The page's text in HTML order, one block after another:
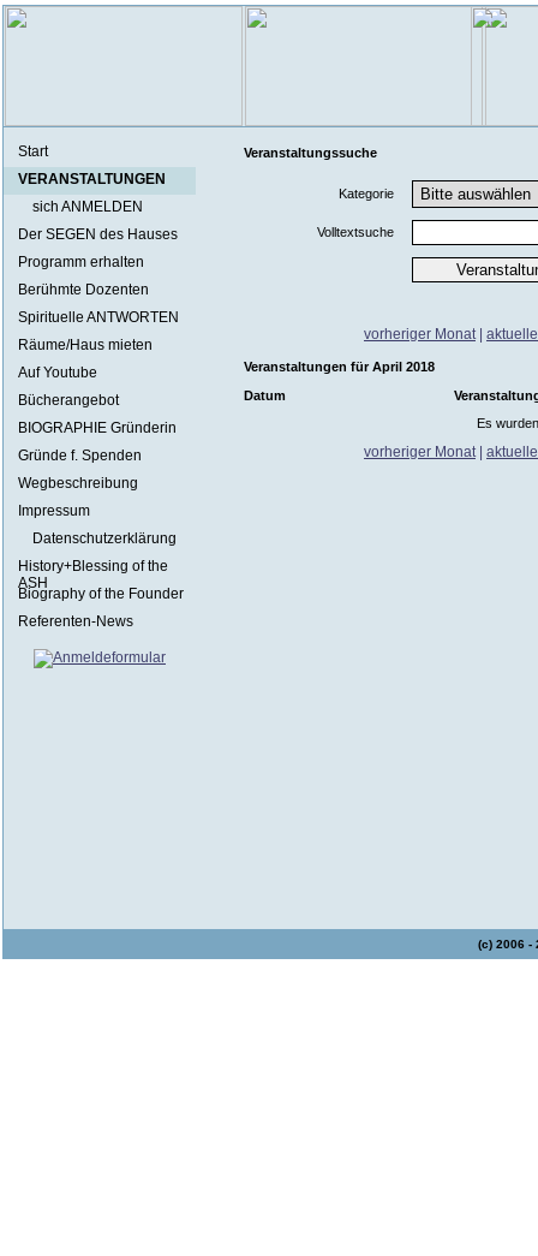
Start
VERANSTALTUNGEN
sich ANMELDEN
Der SEGEN des Hauses
Programm erhalten
Berühmte Dozenten
Spirituelle ANTWORTEN
Räume/Haus mieten
Auf Youtube
Bücherangebot
BIOGRAPHIE Gründerin
Gründe f. Spenden
Wegbeschreibung
Impressum
Datenschutzerklärung
History+Blessing of the
ASH
Biography of the Founder
Referenten-News
Veranstaltungssuche
Kategorie
Volltextsuche
vorheriger Monat|
Veranstaltungen für April 2018
Datum
Es
vorheriger Monat|
(c) 2006 -